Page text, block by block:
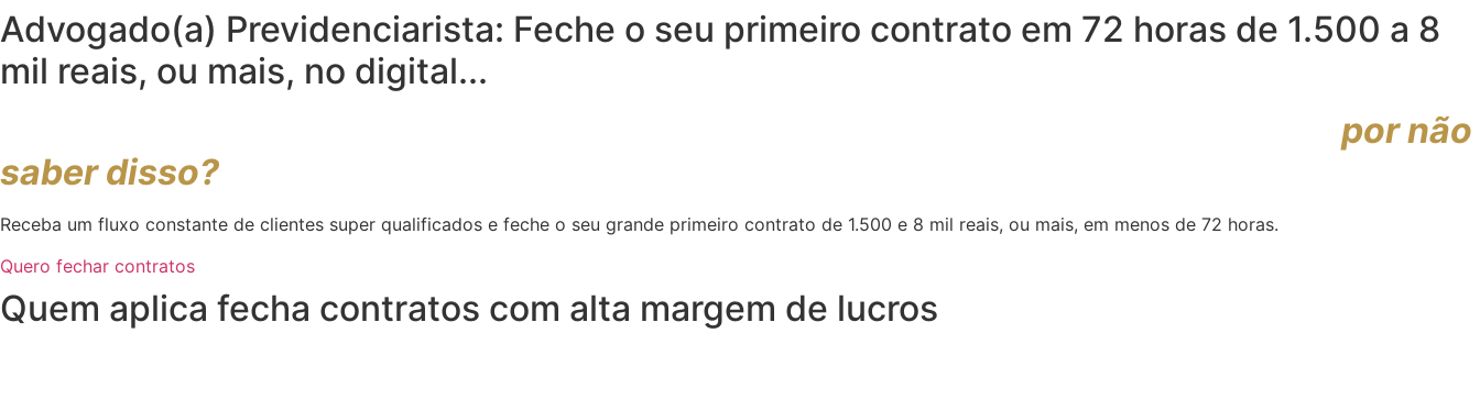
Advogado(a) Previdenciarista: Feche o seu primeiro contrato em 72 horas de 1.500 a 8
mil reais, ou mais, no digital...
por não
saber disso?
Receba um fluxo constante de clientes super qualificados e feche o seu grande primeiro contrato de 1.500 e 8 mil reais, ou mais, em menos de 72 horas.
Quero fechar contratos
Quem aplica fecha contratos com alta margem de lucros